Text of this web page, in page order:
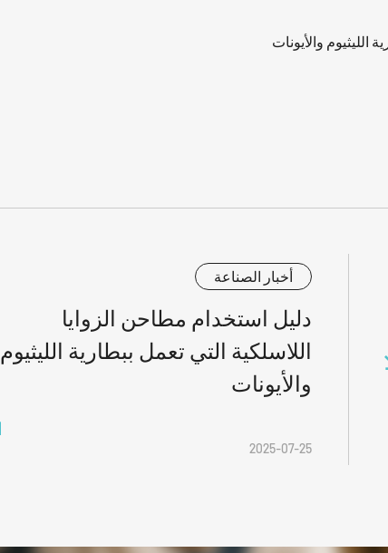
الليثيوم والأيونات
أخبار الصناعة
دليل استخدام مطاحن الزوايا
اللاسلكية التي تعمل ببطارية الليثيوم
والأيونات
2025-07-25